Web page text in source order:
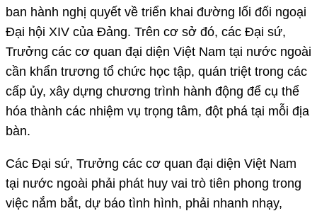
ban hành nghị quyết về triển khai đường lối đối ngoại
Đại hội XIV của Đảng. Trên cơ sở đó, các Đại sứ,
Trưởng các cơ quan đại diện Việt Nam tại nước ngoài
cần khẩn trương tổ chức học tập, quán triệt trong các
cấp ủy, xây dựng chương trình hành động để cụ thể
hóa thành các nhiệm vụ trọng tâm, đột phá tại mỗi địa
bàn.
Các Đại sứ, Trưởng các cơ quan đại diện Việt Nam
tại nước ngoài phải phát huy vai trò tiên phong trong
việc nắm bắt, dự báo tình hình, phải nhanh nhạy,